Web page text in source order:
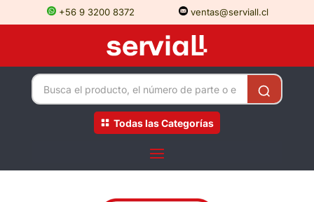
+56 9 3200 8372 ventas@serviall.cl
Todas las Categorías